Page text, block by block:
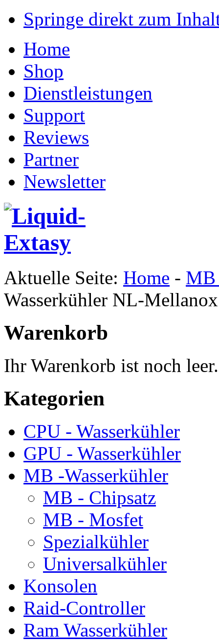
Springe direkt zum
Home
Shop
Dienstleistungen
Support
Reviews
Partner
Newsletter
Aktuelle Seite: Home - MB
Wasserkühler NL-
Warenkorb
Ihr Warenkorb ist noch leer.
Kategorien
CPU - Wasserkühler
GPU - Wasserkühler
MB -Wasserkühler
MB - Chipsatz
MB - Mosfet
Spezialkühler
Universalkühler
Konsolen
Raid-Controller
Ram Wasserkühler